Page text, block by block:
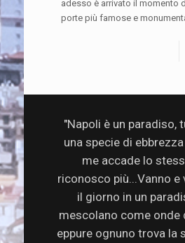
adesso è arrivato il momento
porte più famose e
"Napoli è un paradiso,
una specie di
me accade lo
riconosco più...Vanno
il giorno in un
mescolano come onde
eppure ognuno trova la